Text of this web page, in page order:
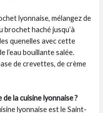
lyonnaise, mélangez de
haché jusqu’à
quenelles avec cette
l’eau bouillante salée.
de crevettes, de crème
la cuisine lyonnaise ?
lyonnaise est le Saint-